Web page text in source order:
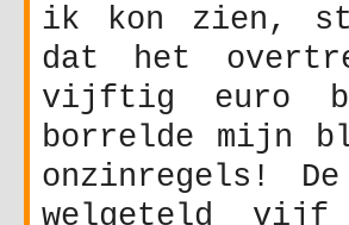
ik kon zien,
dat het
vijftig euro
borrelde mijn
onzinregels!
welgeteld vijf